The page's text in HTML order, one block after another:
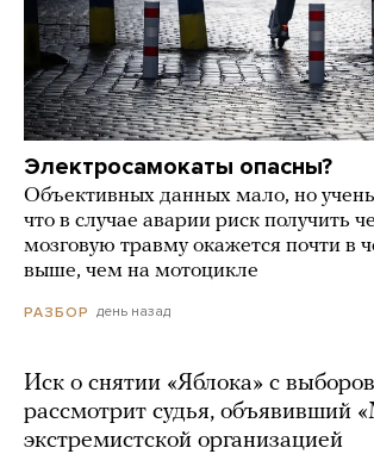
Электросамокаты опасны?
Объективных данных мало, но
что в случае аварии риск получить
мозговую травму окажется почти в
выше, чем на мотоцикле
РАЗБОР день назад
Иск о снятии «Яблока» с
рассмотрит судья, объявивший
экстремистской организацией